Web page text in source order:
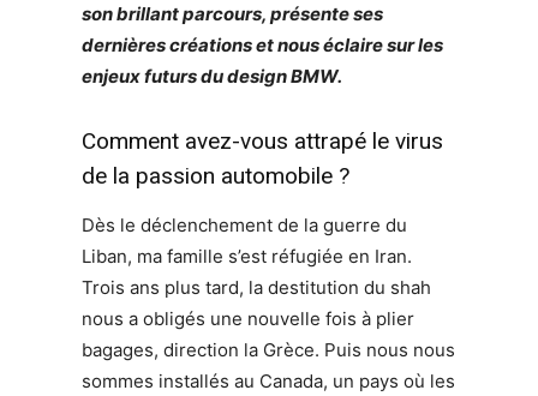
son brillant parcours, présente ses
dernières créations et nous éclaire sur les
enjeux futurs du design BMW.
Comment avez-vous attrapé le virus
de la passion automobile ?
Dès le déclenchement de la guerre du
Liban, ma famille s’est réfugiée en Iran.
Trois ans plus tard, la destitution du shah
nous a obligés une nouvelle fois à plier
bagages, direction la Grèce. Puis nous nous
sommes installés au Canada, un pays où les